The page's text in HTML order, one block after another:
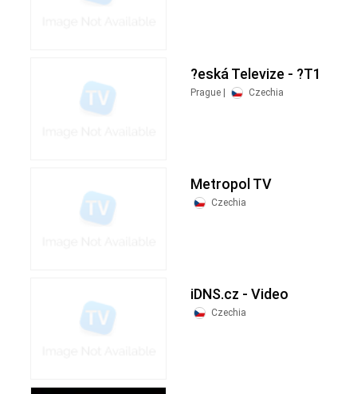
?eská Televize - ?T1
Prague | Czechia
Metropol TV
Czechia
iDNS.cz - Video
Czechia